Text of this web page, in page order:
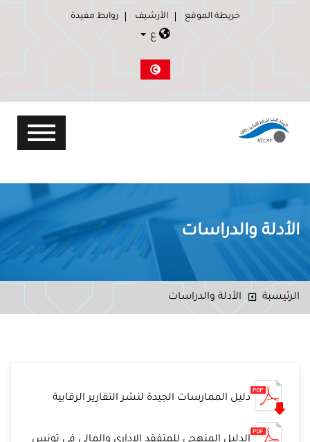
خريطة الموقع الأرشيف روابط مفيدة
ع
الأدلة والدراسات
الرئيسبة الأدلة والدراسات
دليل الممارسات الجيدة لنشر التقارير الرقابية